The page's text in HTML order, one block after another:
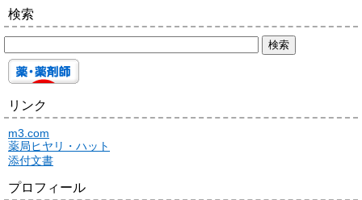
検索
リンク
m3.com
薬局ヒヤリ・ハット
添付文書
プロフィール